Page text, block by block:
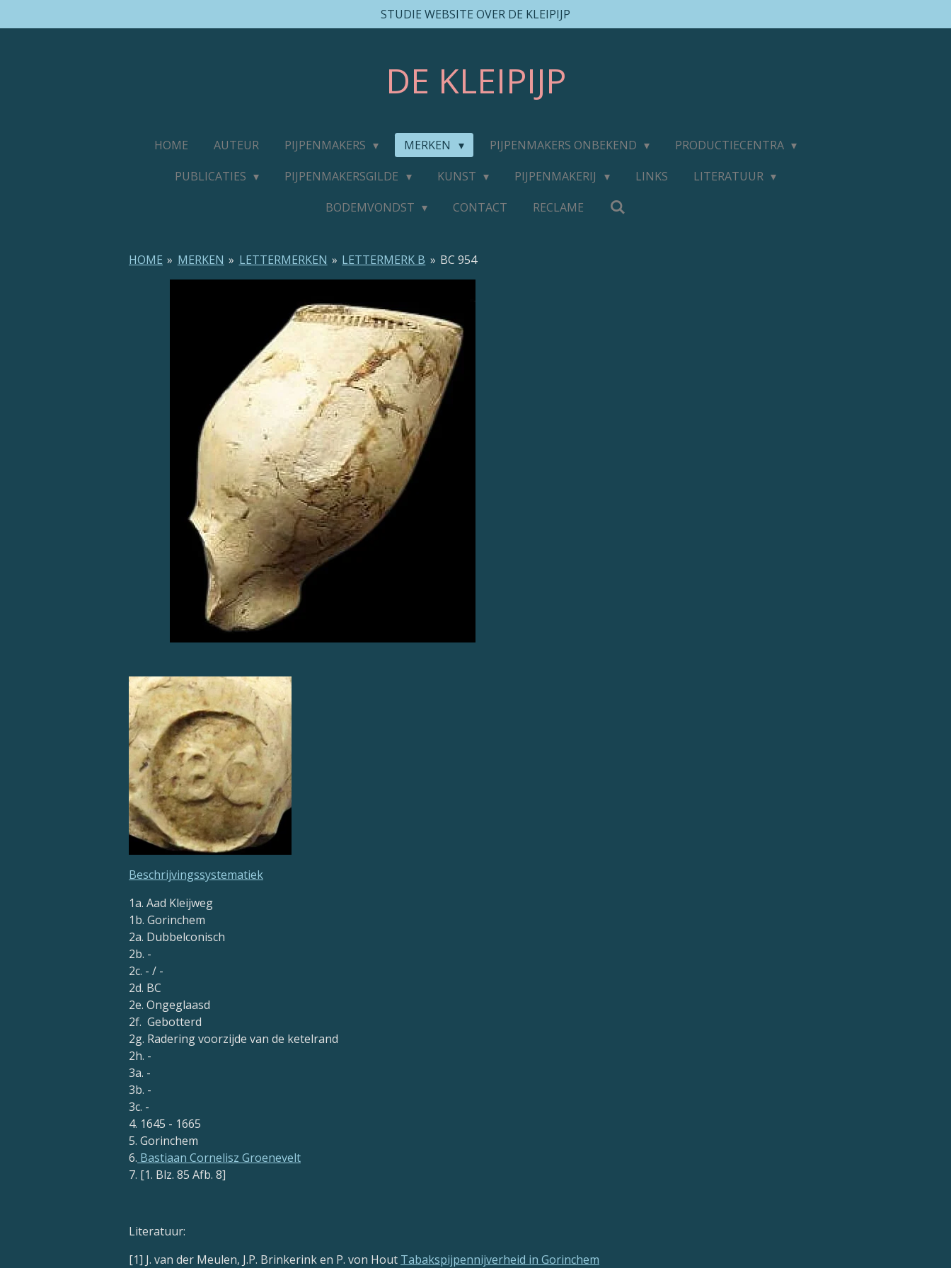
direct
STUDIE WEBSITE OVER DE KLEIPIJP
DE KLEIPIJP
HOME AUTEUR PIJPENMAKERS MERKEN PIJPENMAKERS ONBEKEND
PRODUCTIECENTRA
PUBLICATIES
PIJPENMAKERSGILDE KUNST PIJPENMAKERIJ LINKS
LITERATUUR
BODEMVONDST
CONTACT RECLAME
HOME » MERKEN » LETTERMERKEN » LETTERMERK B » BC 954
Beschrijvingssystematiek
1a. Aad Kleijweg
1b. Gorinchem
2a. Dubbelconisch
2b. -
2c. - / -
2d. BC
2e. Ongeglaasd
2f. Gebotterd
2g. Radering voorzijde van de ketelrand
2h. -
3a. -
3b. -
3c. -
4. 1645 - 1665
5. Gorinchem
6. Bastiaan Cornelisz Groenevelt
7. [1. Blz. 85 Afb. 8]
Literatuur:
[1] J. van der Meulen, J.P. Brinkerink en P. von Hout Tabakspijpennijverheid in Gorinchem